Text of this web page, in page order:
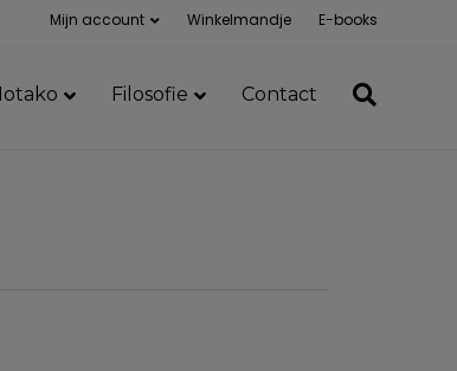
Mijn account Winkelmandje E-books
Filosofie Contact